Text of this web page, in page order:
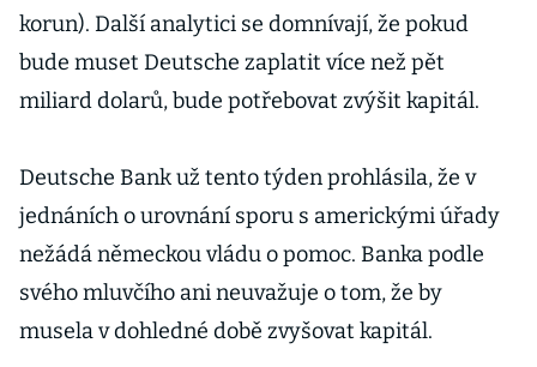
korun). Další analytici se domnívají, že pokud
bude muset Deutsche zaplatit více než pět
miliard dolarů, bude potřebovat zvýšit kapitál.
Deutsche Bank už tento týden prohlásila, že v
jednáních o urovnání sporu s americkými úřady
nežádá německou vládu o pomoc. Banka podle
svého mluvčího ani neuvažuje o tom, že by
musela v dohledné době zvyšovat kapitál.